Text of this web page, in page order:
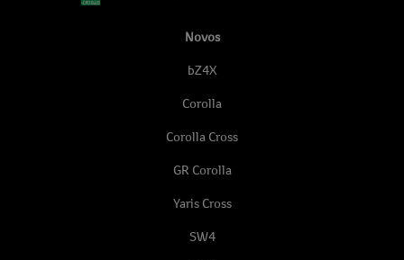
Novos
bZ4X
Corolla
Corolla Cross
GR Corolla
Yaris Cross
SW4